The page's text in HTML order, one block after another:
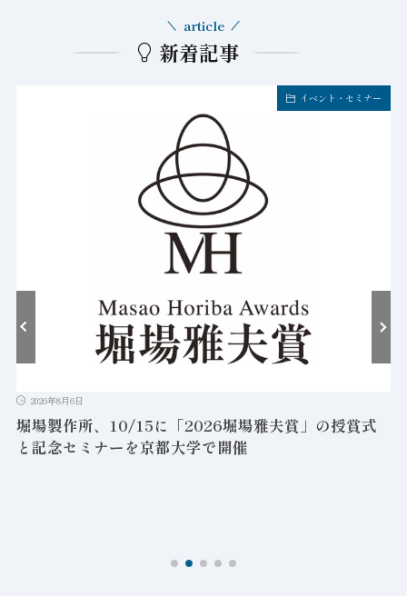
新着記事
article
イベント・セミナー
2026年8月6日
堀場製作所、10/15に「2026堀場雅夫賞」の授賞式
と記念セミナーを京都大学で開催